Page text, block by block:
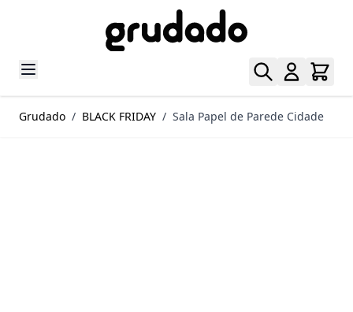
Grudado / BLACK FRIDAY / Sala Papel de Parede Cidade